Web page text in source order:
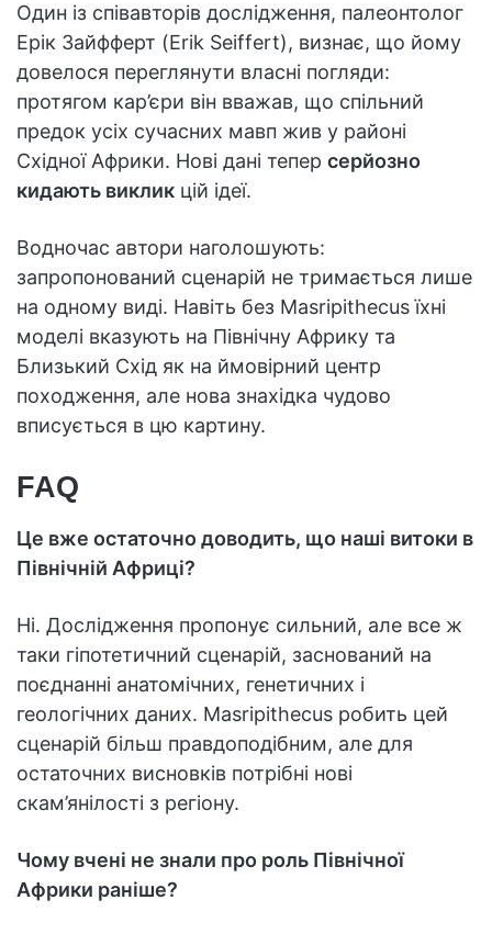
Один із співавторів дослідження, палеонтолог
Ерік Зайфферт (Erik Seiffert), визнає, що йому
довелося переглянути власні погляди:
протягом кар’єри він вважав, що спільний
предок усіх сучасних мавп жив у районі
Східної Африки. Нові дані тепер серйозно
кидають виклик цій ідеї.
Водночас автори наголошують:
запропонований сценарій не тримається лише
на одному виді. Навіть без Masripithecus їхні
моделі вказують на Північну Африку та
Близький Схід як на ймовірний центр
походження, але нова знахідка чудово
вписується в цю картину.
FAQ
Це вже остаточно доводить, що наші витоки в
Північній Африці?
Ні. Дослідження пропонує сильний, але все ж
таки гіпотетичний сценарій, заснований на
поєднанні анатомічних, генетичних і
геологічних даних. Masripithecus робить цей
сценарій більш правдоподібним, але для
остаточних висновків потрібні нові
скам’янілості з регіону.
Чому вчені не знали про роль Північної
Африки раніше?